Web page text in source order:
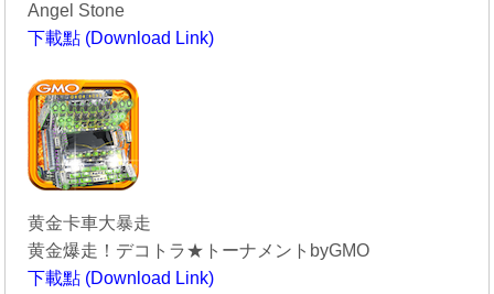
Angel Stone
下載點 (Download Link)
黄金卡車大暴走
黄金爆走！デコトラ★トーナメントbyGMO
下載點 (Download Link)